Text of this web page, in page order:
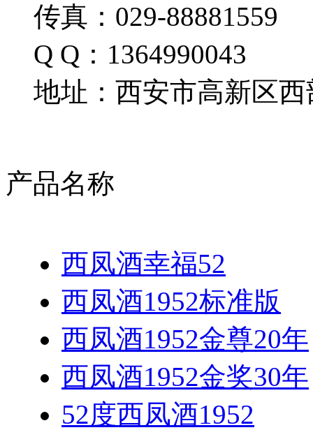
传真：029-88881559
Q Q：1364990043
地址：西安市高新区西
产品名称
西凤酒幸福52
西凤酒1952标准版
西凤酒1952金尊20年
西凤酒1952金奖30年
52度西凤酒1952